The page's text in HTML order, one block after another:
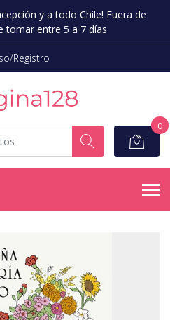
y a todo Chile! Fuera de
tomar entre 5 a 7 días
Registro
0